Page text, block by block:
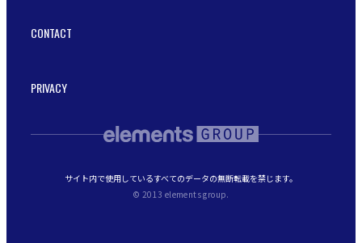
CONTACT
PRIVACY
サイト内で使用しているすべてのデータの無断転載を禁じます。
© 2013 elements group.